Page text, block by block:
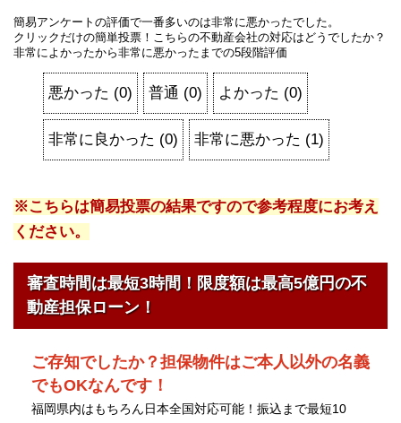
簡易アンケートの評価で一番多いのは非常に悪かったでした。
クリックだけの簡単投票！こちらの不動産会社の対応はどうでしたか？
非常によかったから非常に悪かったまでの5段階評価
悪かった (0) 普通 (0) よかった (0)
非常に良かった (0) 非常に悪かった (1)
※こちらは簡易投票の結果ですので参考程度にお考え
ください。
審査時間は最短3時間！限度額は最高5億円の不
動産担保ローン！
ご存知でしたか？担保物件はご本人以外の名義
でもOKなんです！
福岡県内はもちろん日本全国対応可能！振込まで最短10